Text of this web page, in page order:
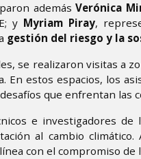
además Verónica
y Myriam Piray,
gestión del riesgo y la
se realizaron visitas a
En estos espacios, los
que enfrentan las
e investigadores de
al cambio
con el compromiso